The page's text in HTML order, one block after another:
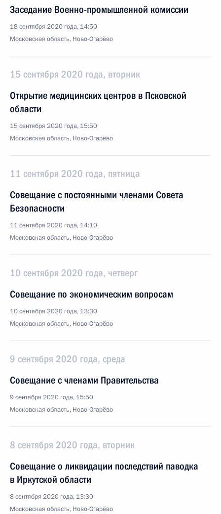
Заседание Военно-промышленной комиссии
18 сентября 2020 года, 14:50
Московская область, Ново-Огарёво
15 сентября 2020 года, вторник
Открытие медицинских центров в Псковской
области
15 сентября 2020 года, 15:50
Московская область, Ново-Огарёво
11 сентября 2020 года, пятница
Совещание с постоянными членами Совета
Безопасности
11 сентября 2020 года, 14:10
Московская область, Ново-Огарёво
10 сентября 2020 года, четверг
Совещание по экономическим вопросам
10 сентября 2020 года, 13:30
Московская область, Ново-Огарёво
9 сентября 2020 года, среда
Совещание с членами Правительства
9 сентября 2020 года, 15:50
Московская область, Ново-Огарёво
8 сентября 2020 года, вторник
Совещание о ликвидации последствий паводка
в Иркутской области
8 сентября 2020 года, 13:30
Московская область, Ново-Огарёво